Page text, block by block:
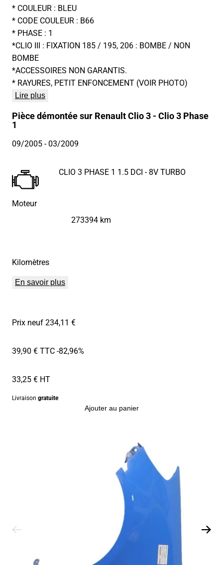
* COULEUR : BLEU
* CODE COULEUR : B66
* PHASE : 1
*CLIO III : FIXATION 185 / 195, 206 : BOMBE / NON
BOMBE
*ACCESSOIRES NON GARANTIS.
* RAYURES, PETIT ENFONCEMENT (VOIR PHOTO)
Lire plus
Pièce démontée sur Renault Clio 3 - Clio 3 Phase
1
09/2005- 03/2009
Moteur
CLIO 3 PHASE 1 1.5 DCI - 8V TURBO
Kilomètres
273394 km
En savoir plus
Prix neuf 234,11 €
39,90 € TTC-82,96%
33,25 € HT
Livraison gratuite
Ajouter au panier